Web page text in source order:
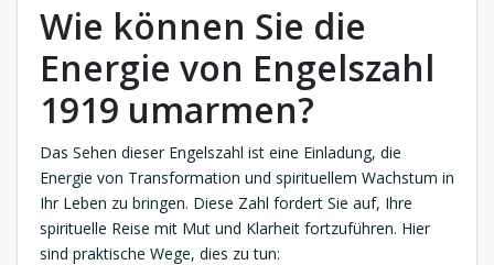
Wie können Sie die
Energie von Engelszahl
1919 umarmen?
Das Sehen dieser Engelszahl ist eine Einladung, die
Energie von Transformation und spirituellem Wachstum in
Ihr Leben zu bringen. Diese Zahl fordert Sie auf, Ihre
spirituelle Reise mit Mut und Klarheit fortzuführen. Hier
sind praktische Wege, dies zu tun: